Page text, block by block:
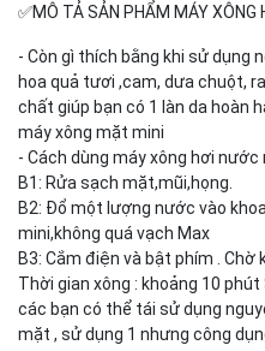
✅MÔ TẢ SẢN PHẨM MÁY XÔNG
- Còn gì thích bằng khi sử dụng
hoa quả tươi ,cam, dưa chuột,
chất giúp bạn có 1 làn da hoàn
máy xông mặt mini
- Cách dùng máy xông hơi nước
B1: Rửa sạch mặt,mũi,họng.
B2: Đổ một lượng nước vào
mini,không quá vạch Max
B3: Cắm điện và bật phím .
Thời gian xông : khoảng 10
các bạn có thể tái sử dụng
mặt , sử dụng 1 nhưng công